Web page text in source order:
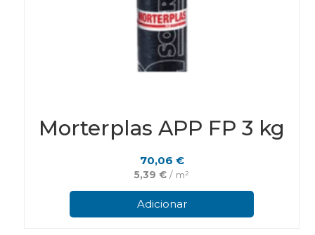
Morterplas APP FP 3 kg
70,06 €
5,39€ / m²
Adicionar